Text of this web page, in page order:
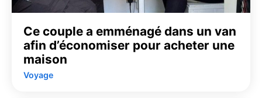
Ce couple a emménagé dans un van
afin d’économiser pour acheter une
maison
Voyage